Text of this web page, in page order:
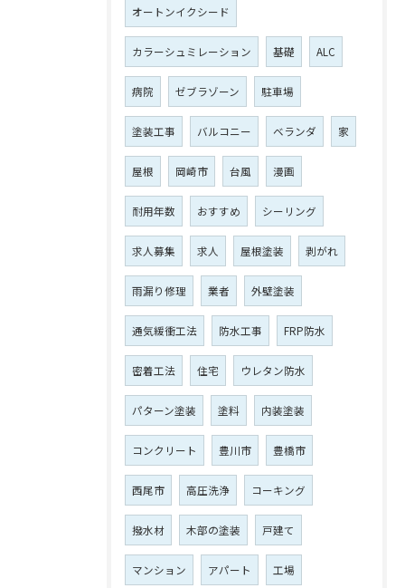
オートンイクシード
カラーシュミレーション 基礎 ALC
病院 ゼブラゾーン 駐車場
塗装工事 バルコニー ベランダ 家
屋根 岡崎市 台風 漫画
耐用年数 おすすめ シーリング
求人募集 求人 屋根塗装 剥がれ
雨漏り修理 業者 外壁塗装
通気緩衝工法 防水工事 FRP防水
密着工法 住宅 ウレタン防水
パターン塗装 塗料 内装塗装
コンクリート 豊川市 豊橋市
西尾市 高圧洗浄 コーキング
撥水材 木部の塗装 戸建て
マンション アパート 工場